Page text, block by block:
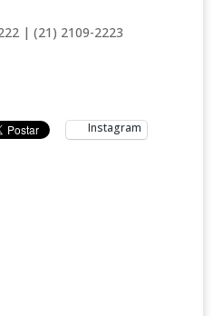
| (21) 2109-2223
Instagram